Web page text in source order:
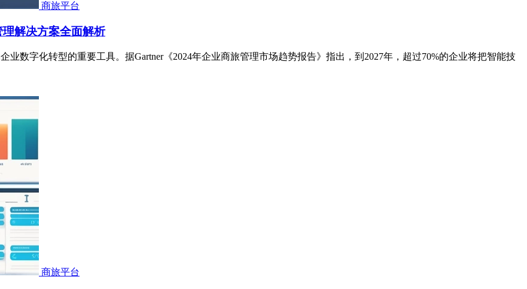
商旅平台
解决方案全面解析
业数字化转型的重要工具。据Gartner《2024年企业商旅管理市场趋势报告》指出，到2027年，超过70%的企业将把智能技
商旅平台